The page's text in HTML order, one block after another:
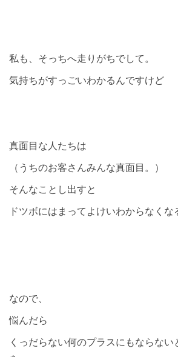
私も、そっちへ走りがちでして。
気持ちがすっごいわかるんですけど
真面目な人たちは
（うちのお客さんみんな真面目。）
そんなことし出すと
ドツボにはまってよけいわからなくな
なので、
悩んだら
くっだらない何のプラスにもならない